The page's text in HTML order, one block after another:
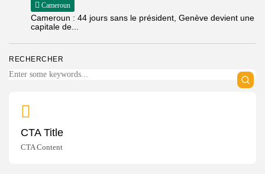
RECHERCHER
CTA Title
CTA Content
Cameroun
Cameroun : 44 jours sans le président, Genève devient une
capitale de...